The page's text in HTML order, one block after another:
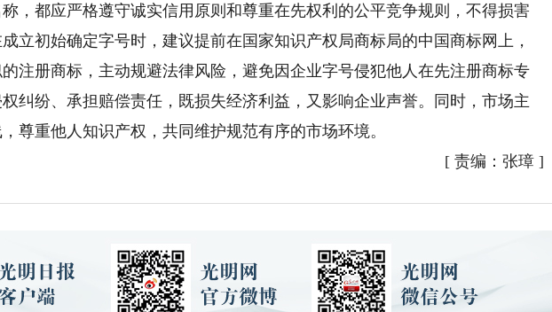
，都应严格遵守诚实信用原则和尊重在先权利的公平竞争规则，不得损害
立初始确定字号时，建议提前在国家知识产权局商标局的中国商标网上，
注册商标，主动规避法律风险，避免因企业字号侵犯他人在先注册商标专
纠纷、承担赔偿责任，既损失经济利益，又影响企业声誉。同时，市场主
尊重他人知识产权，共同维护规范有序的市场环境。
[ 责编：张璋 ]